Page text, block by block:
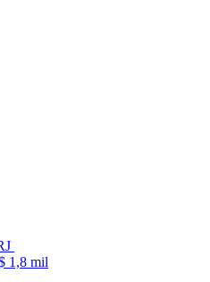
1,8 mil